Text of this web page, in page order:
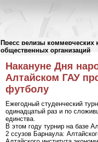
Пресс релизы коммерческих
общественных организаций
Пресс-релизы//
Накануне Дня
Алтайском ГАУ
футболу
Ежегодный студенческий
одинадцатый раз и по
единства.
В этом году турнир на базе
2 ссузов Барнаула: